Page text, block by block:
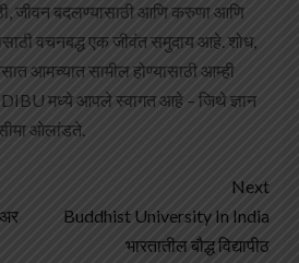
जीवन बदलण्यासाठी आणि करुणा आणि
वचनबद्ध एक जीवंत समुदाय आहे. शोध,
आमच्यात सामील होण्यासाठी आम्ही
मध्ये आपले स्वागत आहे – जिथे ज्ञान
ओलांडते.
Next
Buddhist University In India
भारतातील बौद्ध विद्यापीठ